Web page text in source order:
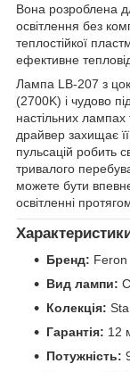
Вона розроблена
освітлення без
теплостійкої
ефективне
Лампа LB-207 з
(2700K) і чудово
настільних лампах
драйвер захищає її
пульсацій робить
тривалого
можете бути
освітленні
Бренд: Feron
Вид лампи:
Колекція:
Гарантія: 12
Потужність: